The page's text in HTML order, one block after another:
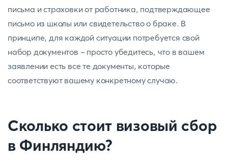
письма и страховки от работника, подтверждающее
письмо из школы или свидетельство о браке. В
принципе, для каждой ситуации потребуется свой
набор документов - просто убедитесь, что в вашем
заявлении есть все те документы, которые
соответствуют вашему конкретному случаю.
Сколько стоит визовый сбор
в Финляндию?